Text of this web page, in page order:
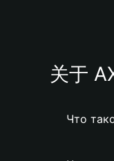
关于
Что